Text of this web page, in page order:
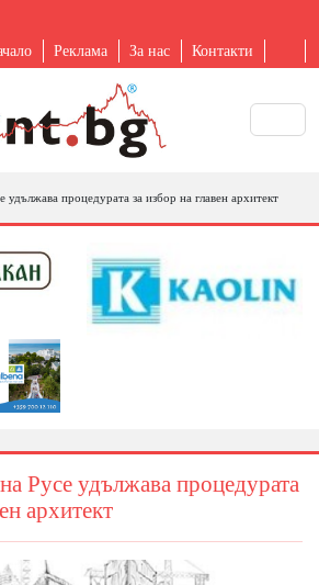
Реклама За нас Контакти
процедурата за избор на главен архитект
Русе удължава процедурата
архитект